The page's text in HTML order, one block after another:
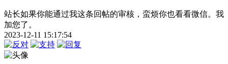
站长如果你能通过我这条回帖的审核，蛮烦你也看看微信。我
加您了。
2023-12-11 15:17:54